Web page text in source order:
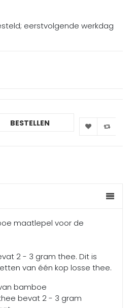
eerstvolgende werkdag
BESTELLEN
maatlepel voor de
2 - 3 gram thee. Dit is
van één kop losse thee.
bamboe
bevat 2 - 3 gram